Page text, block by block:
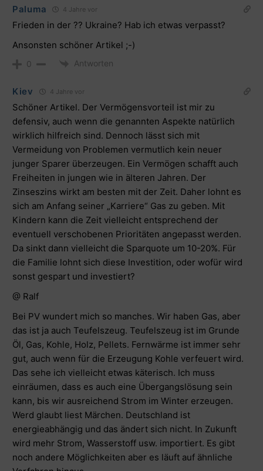
Paluma 4 Jahre vor
Frieden in der ?? Ukraine? Hab ich etwas verpasst?
Ansonsten schöner Artikel ;-)
0 Antworten
Kiev 4 Jahre vor
Schöner Artikel. Der Vermögensvorteil ist mir zu
defensiv, auch wenn die genannten Aspekte natürlich
wirklich hilfreich sind. Dennoch lässt sich mit
Vermeidung von Problemen vermutlich kein neuer
junger Sparer überzeugen. Ein Vermögen schafft auch
Freiheiten in jungen wie in älteren Jahren. Der
Zinseszins wirkt am besten mit der Zeit. Daher lohnt es
sich am Anfang seiner „Karriere“ Gas zu geben. Mit
Kindern kann die Zeit vielleicht entsprechend der
eventuell verschobenen Prioritäten angepasst werden.
Da sinkt dann vielleicht die Sparquote um 10-20%. Für
die Familie lohnt sich diese Investition, oder wofür wird
sonst gespart und investiert?
@ Ralf
Bei PV wundert mich so manches. Wir haben Gas, aber
das ist ja auch Teufelszeug. Teufelszeug ist im Grunde
Öl, Gas, Kohle, Holz, Pellets. Fernwärme ist immer sehr
gut, auch wenn für die Erzeugung Kohle verfeuert wird.
Das sehe ich vielleicht etwas käterisch. Ich muss
einräumen, dass es auch eine Übergangslösung sein
kann, bis wir ausreichend Strom im Winter erzeugen.
Werd glaubt liest Märchen. Deutschland ist
energieabhängig und das ändert sich nicht. In Zukunft
wird mehr Strom, Wasserstoff usw. importiert. Es gibt
noch andere Möglichkeiten aber es läuft auf ähnliche